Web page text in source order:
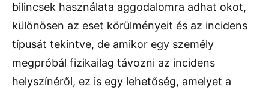
bilincsek használata aggodalomra adhat okot,
különösen az eset körülményeit és az incidens
típusát tekintve, de amikor egy személy
megpróbál fizikailag távozni az incidens
helyszínéről, ez is egy lehetőség, amelyet a